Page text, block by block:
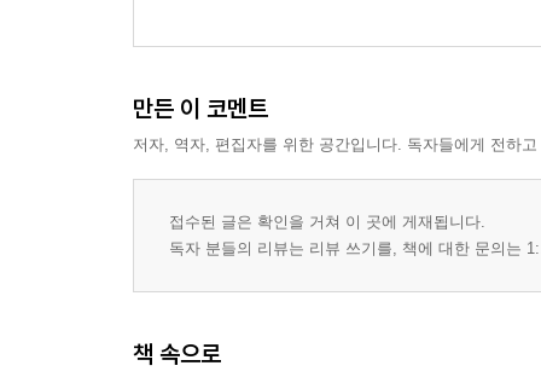
만든 이 코멘트
저자, 역자, 편집자를 위한 공간입니다. 독자들에게 전하
접수된 글은 확인을 거쳐 이 곳에 게재됩니다.
독자 분들의 리뷰는 리뷰 쓰기를, 책에 대한 문의는
책 속으로